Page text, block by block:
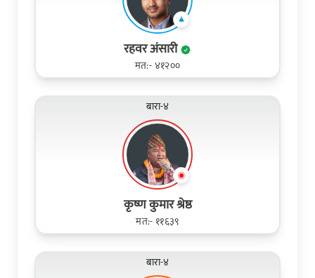
रहवर अंसारी
मत:- ४१२००
बारा-४
कृष्ण कुमार श्रेष्ठ
मत:- ११६३९
बारा-४